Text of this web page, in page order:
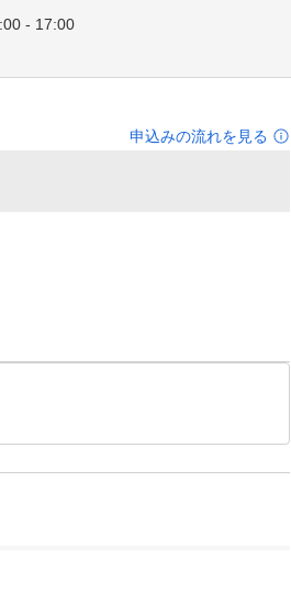
- 17:00
申込みの流れを見る